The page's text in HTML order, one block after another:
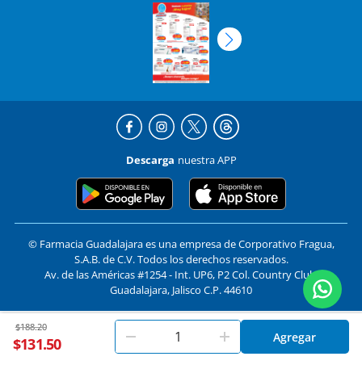
Price reduced from
$188.20to
$131.50 Agregar
Descarga nuestra APP
© Farmacia Guadalajara es una empresa de Corporativo Fragua,
S.A.B. de C.V. Todos los derechos reservados.
Av. de las Américas #1254 - Int. UP6, P2 Col. Country Club,
Guadalajara, Jalisco C.P. 44610
Formas de pago y compra segura
EnFarmacias Guadalajara
utilizamos cookies. Al utilizar
este sitio, aceptas nuestros
términos y condiciones Aceptar